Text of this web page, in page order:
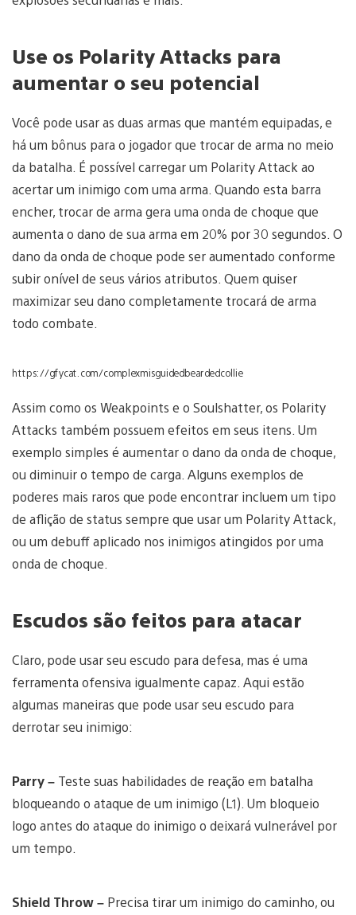
Use os Polarity Attacks para
aumentar o seu potencial
Você pode usar as duas armas que mantém equipadas, e
há um bônus para o jogador que trocar de arma no meio
da batalha. É possível carregar um Polarity Attack ao
acertar um inimigo com uma arma. Quando esta barra
encher, trocar de arma gera uma onda de choque que
aumenta o dano de sua arma em 20% por 30 segundos. O
dano da onda de choque pode ser aumentado conforme
subir onível de seus vários atributos. Quem quiser
maximizar seu dano completamente trocará de arma
todo combate.
https://gfycat.com/complexmisguidedbeardedcollie
Assim como os Weakpoints e o Soulshatter, os Polarity
Attacks também possuem efeitos em seus itens. Um
exemplo simples é aumentar o dano da onda de choque,
ou diminuir o tempo de carga. Alguns exemplos de
poderes mais raros que pode encontrar incluem um tipo
de aflição de status sempre que usar um Polarity Attack,
ou um debuff aplicado nos inimigos atingidos por uma
onda de choque.
Escudos são feitos para atacar
Claro, pode usar seu escudo para defesa, mas é uma
ferramenta ofensiva igualmente capaz. Aqui estão
algumas maneiras que pode usar seu escudo para
derrotar seu inimigo:
Parry – Teste suas habilidades de reação em batalha
bloqueando o ataque de um inimigo (L1). Um bloqueio
logo antes do ataque do inimigo o deixará vulnerável por
um tempo.
Shield Throw – Precisa tirar um inimigo do caminho, ou